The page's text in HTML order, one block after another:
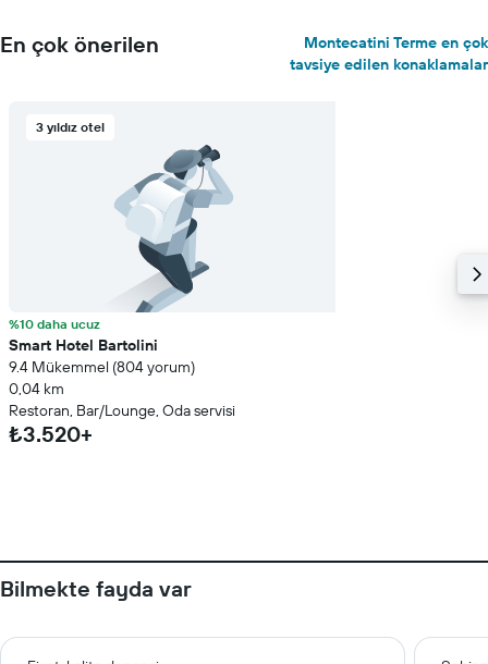
En çok önerilen
Montecatini Terme en çok
tavsiye edilen konaklamalar
3 yıldız otel
%10 daha ucuz
Smart Hotel Bartolini
9.4 Mükemmel (804 yorum)
0,04 km
Restoran, Bar/Lounge, Oda servisi
₺3.520+
Bilmekte fayda var